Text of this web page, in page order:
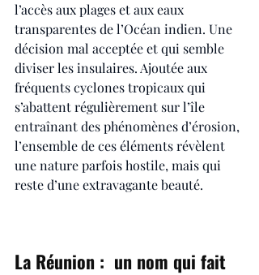
l’accès aux plages et aux eaux
transparentes de l’Océan indien. Une
décision mal acceptée et qui semble
diviser les insulaires. Ajoutée aux
fréquents cyclones tropicaux qui
s’abattent régulièrement sur l’île
entraînant des phénomènes d’érosion,
l’ensemble de ces éléments révèlent
une nature parfois hostile, mais qui
reste d’une extravagante beauté.
La Réunion :  un nom qui fait